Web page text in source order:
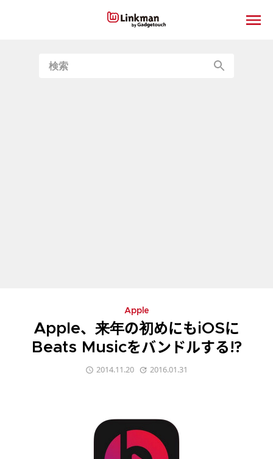
Apple
Apple、来年の初めにもiOSに
Beats Musicをバンドルする!?
2014.11.20 2016.01.31